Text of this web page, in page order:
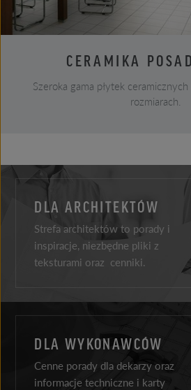
CERAMIKA
Szeroka gama płytek
rozmiarach.
DLA ARCHITEKTÓW
Strefa architektów to porady i
inspiracje, niezbędne pliki z
teksturami oraz cenniki.
DLA WYKONAWCÓW
Cenne porady dla dekarzy oraz
informacje techniczne i karty